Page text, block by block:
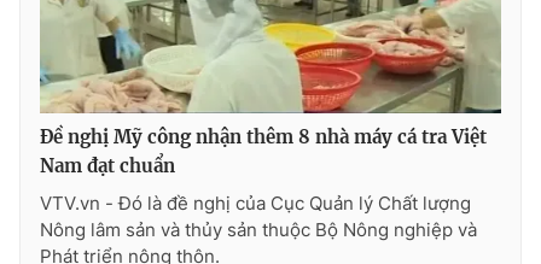
Thị trường 24h Tấm lòng Việt
VTV4 Vươn mình bằng AI
Liên hệ tòa soạn
Đề nghị Mỹ công nhận thêm 8 nhà máy cá tra Việt
Nam đạt chuẩn
VTV.vn - Đó là đề nghị của Cục Quản lý Chất lượng
Nông lâm sản và thủy sản thuộc Bộ Nông nghiệp và
Phát triển nông thôn.